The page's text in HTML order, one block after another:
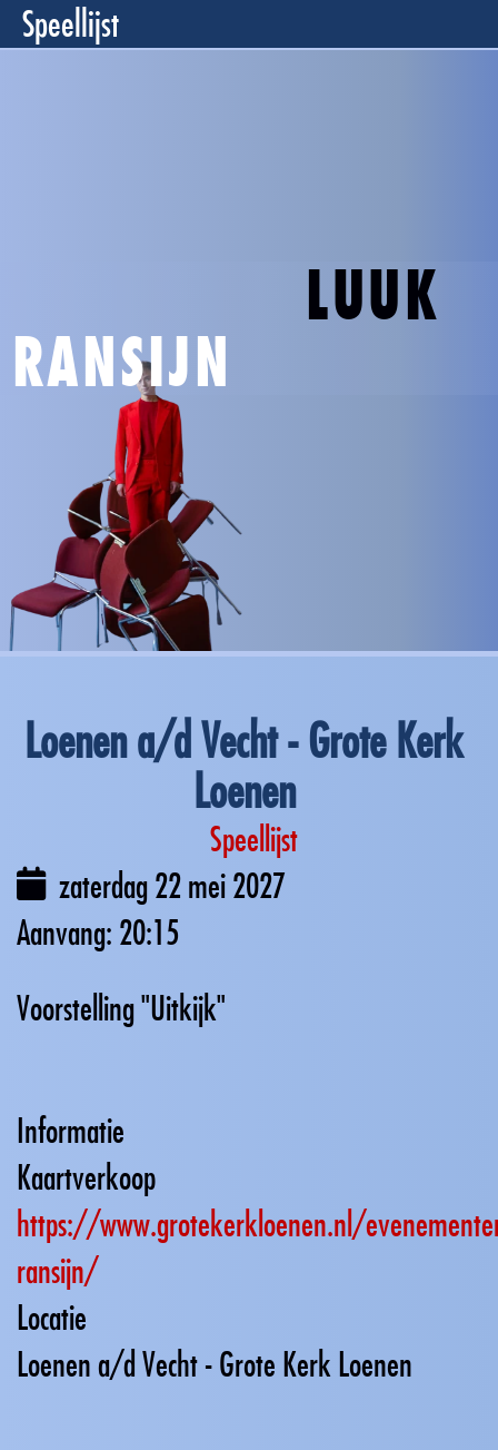
LUUK
RANSIJN
Loenen a/d Vecht - Grote Kerk
Loenen
Speellijst
zaterdag 22 mei 2027
20:15
Voorstelling "Uitkijk"
Informatie
Kaartverkoop
https://www.grotekerkloenen.nl/
ransijn/
Locatie
Loenen a/d Vecht - Grote Kerk Loenen
Speellijst